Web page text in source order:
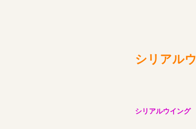
シリアル
シリアルウイング